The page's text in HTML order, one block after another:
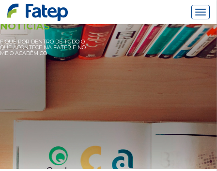
NOTÍCIAS
FIQUE POR DENTRO DE TUDO O
QUE ACONTECE NA FATEP E NO
MEIO ACADÊMICO